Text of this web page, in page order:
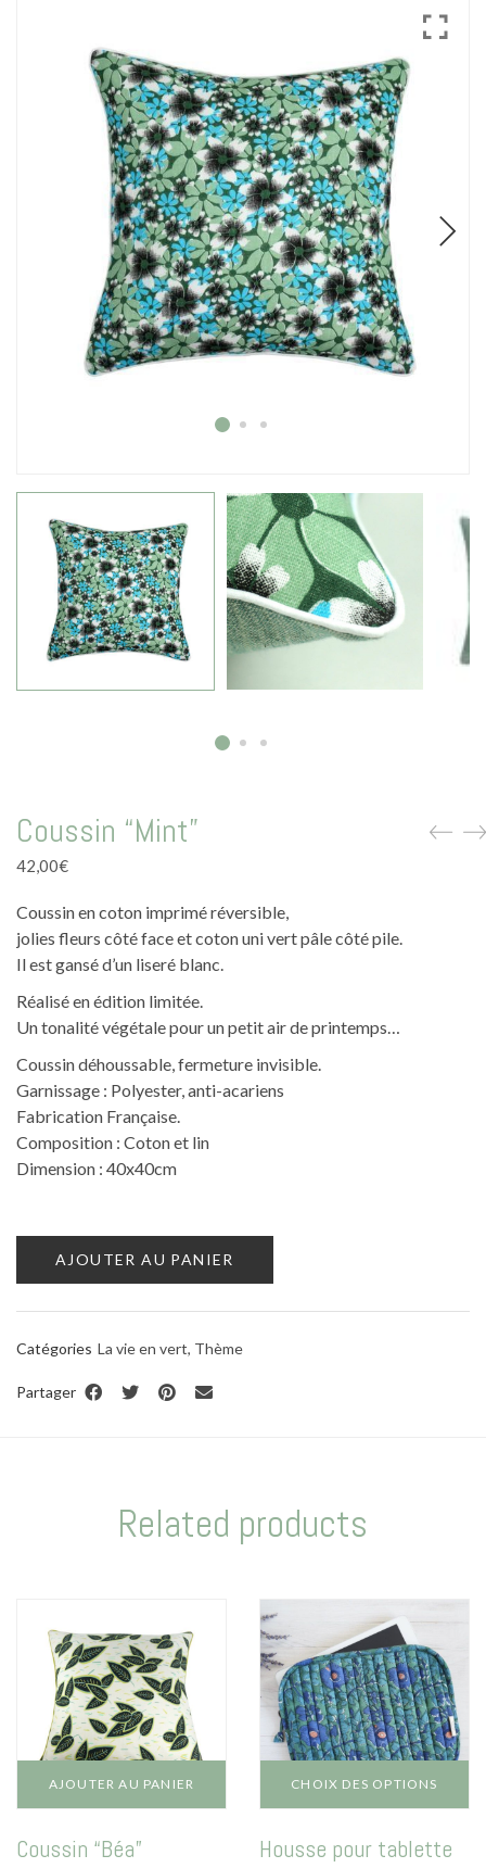
Echarpes / Pareos
Blouses et jupes
Sacs en Kantha
Pochettes ordinateur
Trousses de toilette
Objets déco
Patères en métal
La vie en vert
La vie en bleu
La vie en rose
Carte cadeau
Coussin “Mint”
42,00€
Coussin en coton imprimé réversible,
jolies fleurs côté face et coton uni vert pâle côté pile.
Il est gansé d’un liseré blanc.
Réalisé en édition limitée.
Un tonalité végétale pour un petit air de printemps…
Coussin déhoussable, fermeture invisible.
Garnissage : Polyester, anti-acariens
Fabrication Française.
Composition : Coton et lin
Dimension : 40x40cm
AJOUTER AU PANIER
Catégories La vie en vert, Thème
Partager
Related products
AJOUTER AU PANIER
Coussin “Béa”
CHOIX DES OPTIONS
produit
Housse pour tablette